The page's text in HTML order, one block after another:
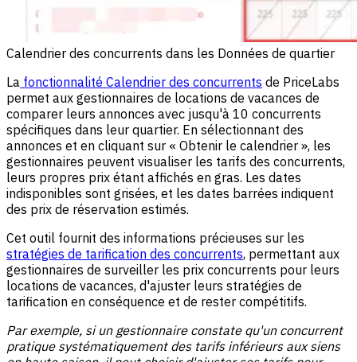
Calendrier des concurrents dans les Données de quartier
La fonctionnalité Calendrier des concurrents de PriceLabs
permet aux gestionnaires de locations de vacances de
comparer leurs annonces avec jusqu'à 10 concurrents
spécifiques dans leur quartier. En sélectionnant des
annonces et en cliquant sur « Obtenir le calendrier », les
gestionnaires peuvent visualiser les tarifs des concurrents,
leurs propres prix étant affichés en gras. Les dates
indisponibles sont grisées, et les dates barrées indiquent
des prix de réservation estimés.
Cet outil fournit des informations précieuses sur les
stratégies de tarification des concurrents, permettant aux
gestionnaires de surveiller les prix concurrents pour leurs
locations de vacances, d'ajuster leurs stratégies de
tarification en conséquence et de rester compétitifs.
Par exemple, si un gestionnaire constate qu'un concurrent
pratique systématiquement des tarifs inférieurs aux siens